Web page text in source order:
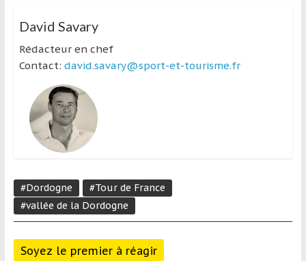
David Savary
Rédacteur en chef
Contact: david.savary@sport-et-tourisme.fr
#Dordogne
#Tour de France
#vallée de la Dordogne
Soyez le premier à réagir